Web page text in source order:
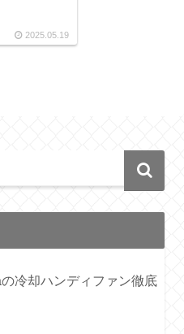
2025.05.19
冷却ハンディファン徹底